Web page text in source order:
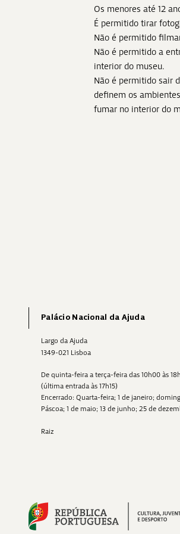
Os menores até 12
É permitido tirar
Não é permitido
Não é permitido a
interior do museu.
Não é permitido sair
definem os
fumar no interior do
Palácio Nacional da Ajuda
Largo da Ajuda
1349-021 Lisboa
De quinta-feira a terça-feira das 10h00 às
(última entrada às 17h15)
Encerrado: Quarta-feira; 1 de janeiro;
Páscoa; 1 de maio; 13 de junho; 25 de
Raiz